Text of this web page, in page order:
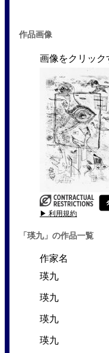
作品画像
画像をクリック
▶ 利用規約
「瑛九」の作品一覧
作家名
瑛九
瑛九
瑛九
瑛九